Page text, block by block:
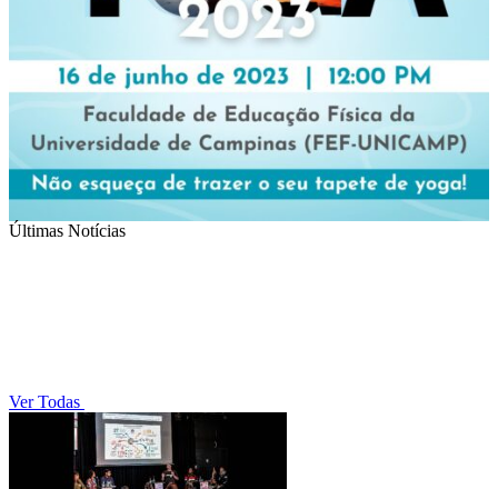
Últimas Notícias
Ver Todas